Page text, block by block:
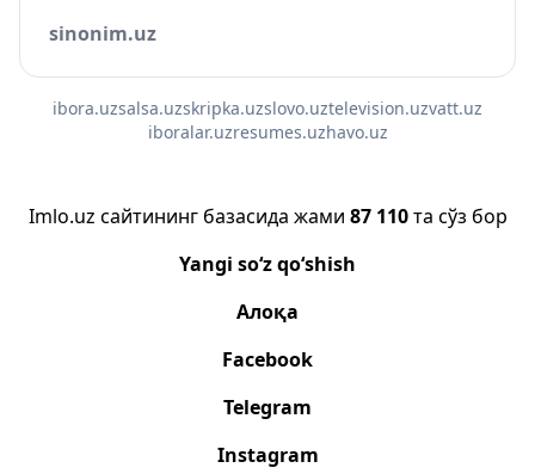
sinonim.uz
ibora.uzsalsa.uzskripka.uzslovo.uztelevision.uzvatt.uz
iboralar.uzresumes.uzhavo.uz
Imlo.uz сайтининг базасида жами 87 110та сўз бор
Yangi so‘z qo‘shish
Алоқа
Facebook
Telegram
Instagram